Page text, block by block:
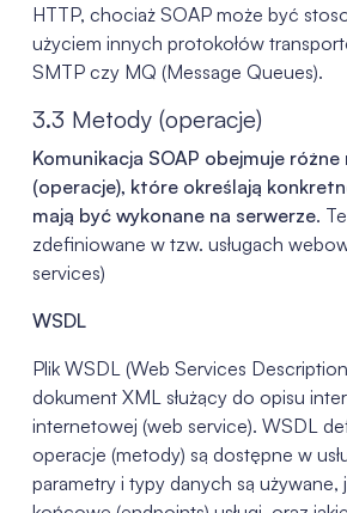
HTTP, chociaż SOAP może być
użyciem innych protokołów
SMTP czy MQ (Message Queues).
3.3 Metody (operacje)
Komunikacja SOAP obejmuje
(operacje), które określają
mają być wykonane na serwerze.
zdefiniowane w tzw. usługach
services)
WSDL
Plik WSDL (Web Services
dokument XML służący do opisu
internetowej (web service). WSDL
operacje (metody) są dostępne w
parametry i typy danych są używane,